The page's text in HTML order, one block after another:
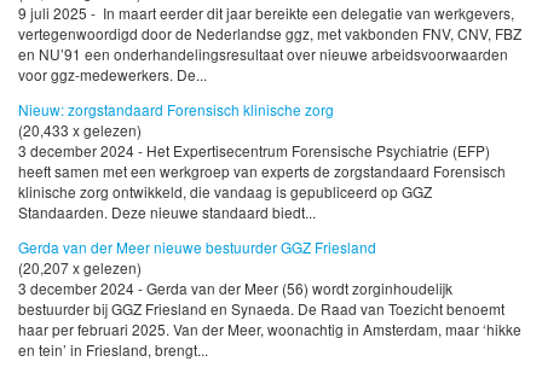
9 juli 2025 - In maart eerder dit jaar bereikte een delegatie van werkgevers,
vertegenwoordigd door de Nederlandse ggz, met vakbonden FNV, CNV, FBZ
en NU’91 een onderhandelingsresultaat over nieuwe arbeidsvoorwaarden
voor ggz-medewerkers. De...
Nieuw: zorgstandaard Forensisch klinische zorg
(20,433 x gelezen)
3 december 2024 - Het Expertisecentrum Forensische Psychiatrie (EFP)
heeft samen met een werkgroep van experts de zorgstandaard Forensisch
klinische zorg ontwikkeld, die vandaag is gepubliceerd op GGZ
Standaarden. Deze nieuwe standaard biedt...
Gerda van der Meer nieuwe bestuurder GGZ Friesland
(20,207 x gelezen)
3 december 2024 - Gerda van der Meer (56) wordt zorginhoudelijk
bestuurder bij GGZ Friesland en Synaeda. De Raad van Toezicht benoemt
haar per februari 2025. Van der Meer, woonachtig in Amsterdam, maar ‘hikke
en tein’ in Friesland, brengt...